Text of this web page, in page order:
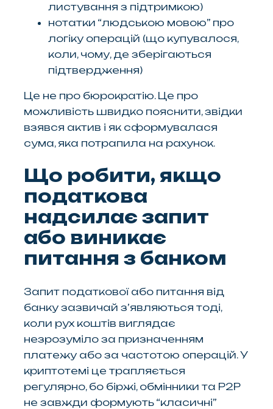
листування з підтримкою)
нотатки “людською мовою” про
логіку операцій (що купувалося,
коли, чому, де зберігаються
підтвердження)
Це не про бюрократію. Це про
можливість швидко пояснити, звідки
взявся актив і як сформувалася
сума, яка потрапила на рахунок.
Що робити, якщо
податкова
надсилає запит
або виникає
питання з банком
Запит податкової або питання від
банку зазвичай з’являються тоді,
коли рух коштів виглядає
незрозуміло за призначенням
платежу або за частотою операцій. У
криптотемі це трапляється
регулярно, бо біржі, обмінники та P2P
не завжди формують “класичні”